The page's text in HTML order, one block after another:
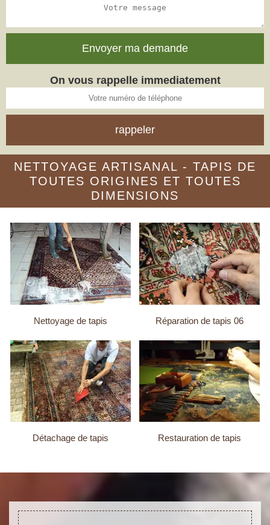
On vous rappelle immediatement
NETTOYAGE ARTISANAL - TAPIS DE
TOUTES ORIGINES ET TOUTES
DIMENSIONS
Nettoyage de tapis Réparation de tapis 06
Détachage de tapis Restauration de tapis